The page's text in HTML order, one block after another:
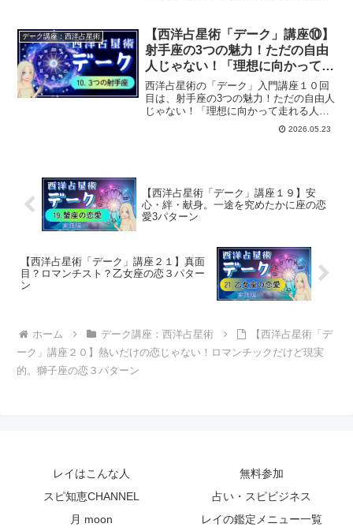
デーク講座：西洋占星術
【西洋占星術「デーク」講座⑩】
射手座の3つの魅力！ただの自由
人じゃない！「理想に向かって走
れる人」
西洋占星術の「デーク」入門講座１０回
目は、射手座の3つの魅力！ただの自由人
じゃない！「理想に向かって走れる人」
2026.05.23
【西洋占星術「デーク」講座１９】安
心・絆・献身。一途を究めたかに座の恋
愛3パターン
【西洋占星術「デーク」講座２１】真面
目？ロマンチスト？乙女座の恋３パター
ン
ホーム デーク講座：西洋占星術
【西洋占星術「デ
ーク」講座２０】熱いだけの恋じゃない！ロマンチックだけど現実
的。獅子座の恋３パターン
レイはこんな人
無料参加
スピ知恵CHANNEL
占い・スピビジネス
月 moon
レイの鑑定メニュー一覧